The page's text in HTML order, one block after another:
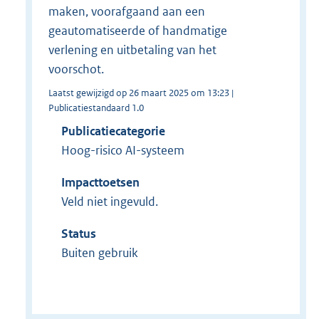
maken, voorafgaand aan een
geautomatiseerde of handmatige
verlening en uitbetaling van het
voorschot.
Laatst gewijzigd op 26 maart 2025 om 13:23 |
Publicatiestandaard 1.0
Publicatiecategorie
Hoog-risico AI-systeem
Impacttoetsen
Veld niet ingevuld.
Status
Buiten gebruik